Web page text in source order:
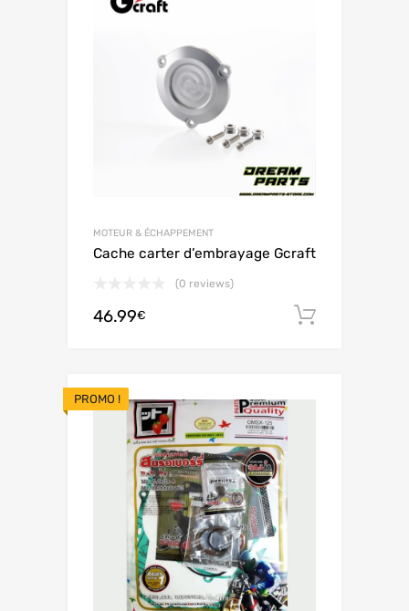
MOTEUR & ÉCHAPPEMENT
Cache carter d’embrayage Gcraft
(0 reviews)
46.99€
PROMO !